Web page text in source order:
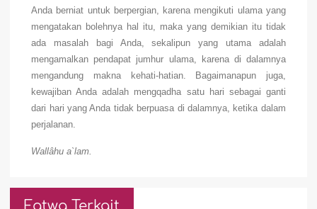
Anda berniat untuk berpergian, karena mengikuti ulama yang
mengatakan bolehnya hal itu, maka yang demikian itu tidak
ada masalah bagi Anda, sekalipun yang utama adalah
mengamalkan pendapat jumhur ulama, karena di dalamnya
mengandung makna kehati-hatian. Bagaimanapun juga,
kewajiban Anda adalah mengqadha satu hari sebagai ganti
dari hari yang Anda tidak berpuasa di dalamnya, ketika dalam
perjalanan.
Wallâhu a`lam.
Fatwa Terkait